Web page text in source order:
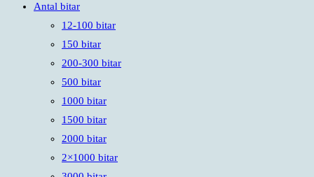
Antal bitar
12-100 bitar
150 bitar
200-300 bitar
500 bitar
1000 bitar
1500 bitar
2000 bitar
2×1000 bitar